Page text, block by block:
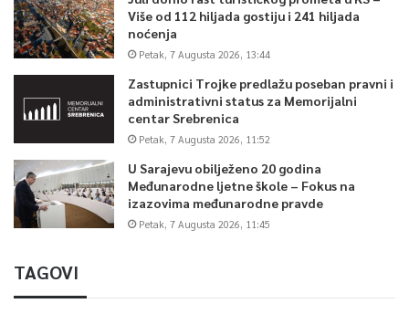
Više od 112 hiljada gostiju i 241 hiljada
noćenja
Petak, 7 Augusta 2026, 13:44
Zastupnici Trojke predlažu poseban pravni i
administrativni status za Memorijalni
centar Srebrenica
Petak, 7 Augusta 2026, 11:52
U Sarajevu obilježeno 20 godina
Međunarodne ljetne škole – Fokus na
izazovima međunarodne pravde
Petak, 7 Augusta 2026, 11:45
TAGOVI